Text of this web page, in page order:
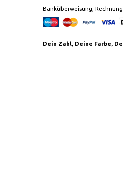
Banküberweisung, Rechnung
Dein Zahl, Deine Farbe,